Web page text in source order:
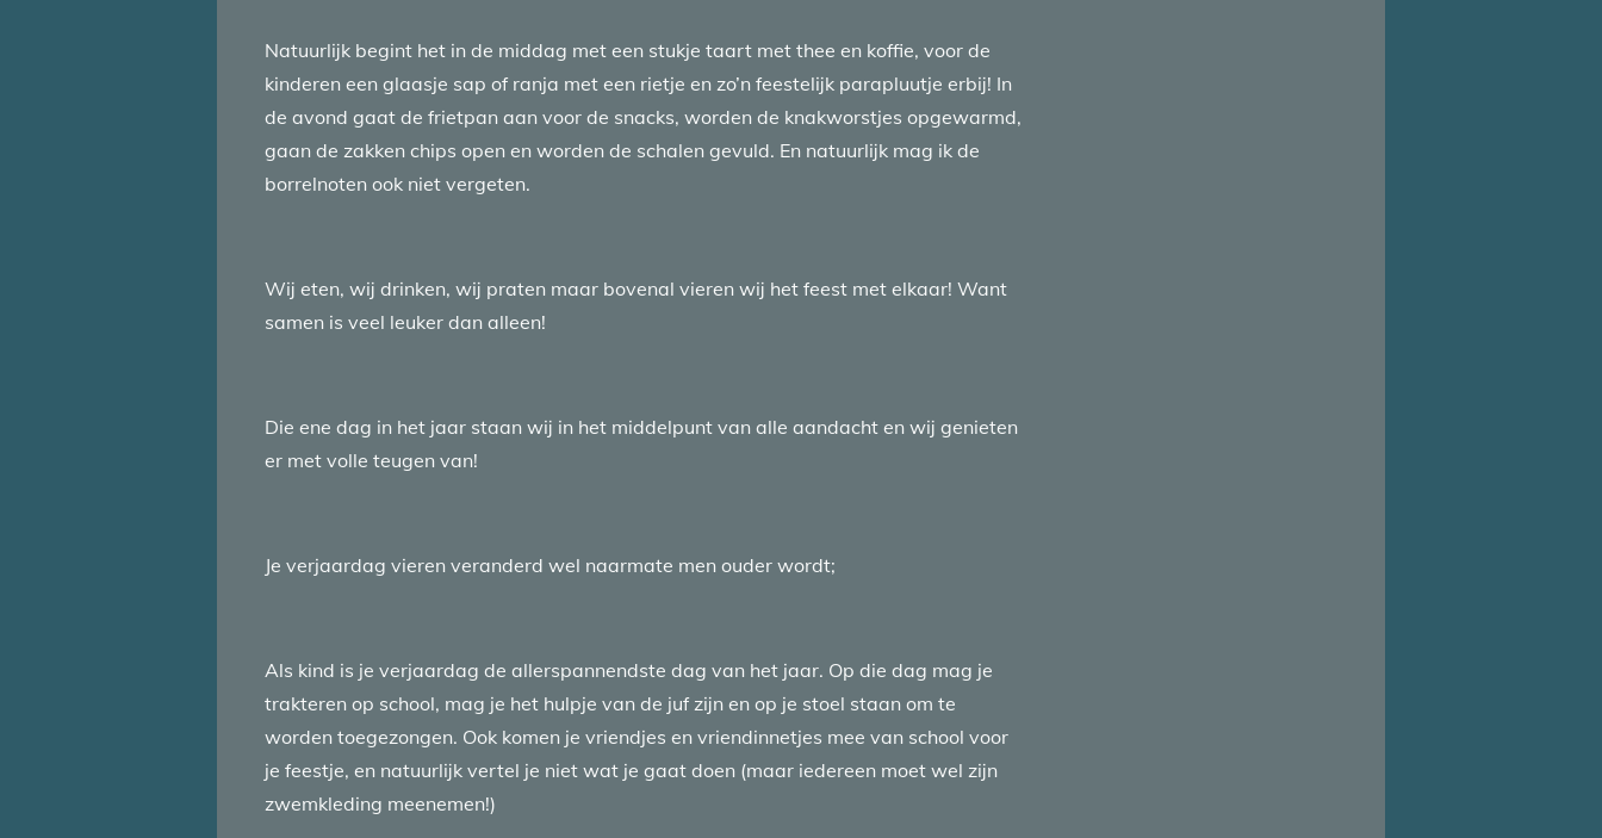
Natuurlijk begint het in de middag met een stukje taart met thee en koffie, voor de
kinderen een glaasje sap of ranja met een rietje en zo’n feestelijk parapluutje erbij! In
de avond gaat de frietpan aan voor de snacks, worden de knakworstjes opgewarmd,
gaan de zakken chips open en worden de schalen gevuld. En natuurlijk mag ik de
borrelnoten ook niet vergeten.
Wij eten, wij drinken, wij praten maar bovenal vieren wij het feest met elkaar! Want
samen is veel leuker dan alleen!
Die ene dag in het jaar staan wij in het middelpunt van alle aandacht en wij genieten
er met volle teugen van!
Je verjaardag vieren veranderd wel naarmate men ouder wordt;
Als kind is je verjaardag de allerspannendste dag van het jaar. Op die dag mag je
trakteren op school, mag je het hulpje van de juf zijn en op je stoel staan om te
worden toegezongen. Ook komen je vriendjes en vriendinnetjes mee van school voor
je feestje, en natuurlijk vertel je niet wat je gaat doen (maar iedereen moet wel zijn
zwemkleding meenemen!)